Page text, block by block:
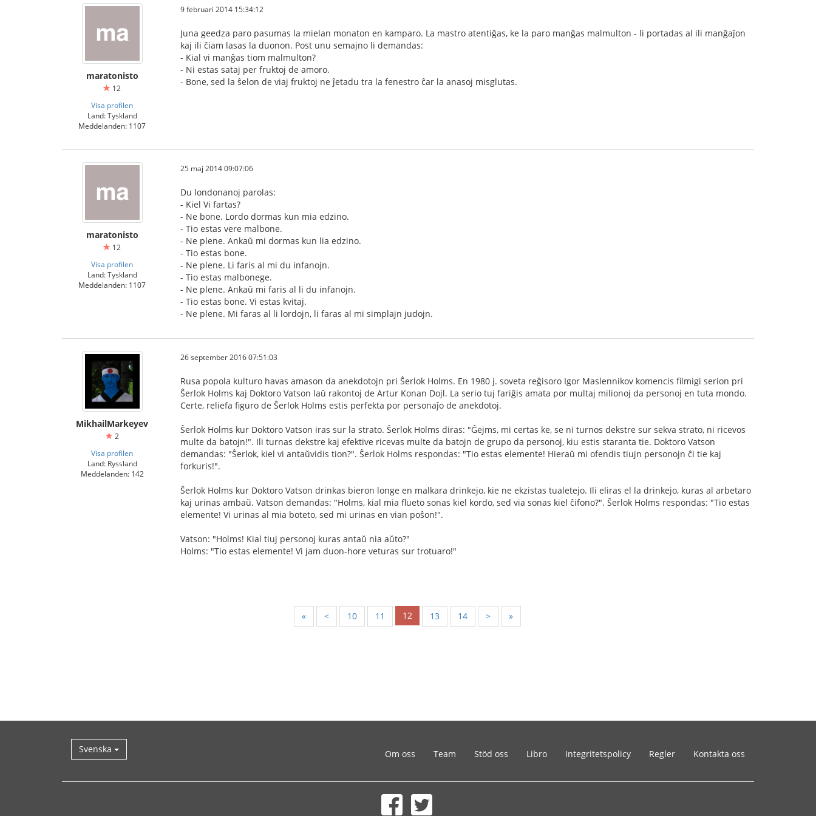
maratonisto
12
Visa profilen
Land: Tyskland
Meddelanden: 1107
9 februari 2014 15:34:12
Juna geedza paro pasumas la mielan monaton en kamparo. La mastro atentiĝas, ke la paro manĝas malmulton - li portadas al ili manĝaĵon
kaj ili ĉiam lasas la duonon. Post unu semajno li demandas:
- Kial vi manĝas tiom malmulton?
- Ni estas sataj per fruktoj de amoro.
- Bone, sed la ŝelon de viaj fruktoj ne ĵetadu tra la fenestro ĉar la anasoj misglutas.
maratonisto
12
Visa profilen
Land: Tyskland
Meddelanden: 1107
25 maj 2014 09:07:06
Du londonanoj parolas:
- Kiel Vi fartas?
- Ne bone. Lordo dormas kun mia edzino.
- Tio estas vere malbone.
- Ne plene. Ankaŭ mi dormas kun lia edzino.
- Tio estas bone.
- Ne plene. Li faris al mi du infanojn.
- Tio estas malbonege.
- Ne plene. Ankaŭ mi faris al li du infanojn.
- Tio estas bone. Vi estas kvitaj.
- Ne plene. Mi faras al li lordojn, li faras al mi simplajn judojn.
MikhailMarkeyev
2
Visa profilen
Land: Ryssland
Meddelanden: 142
26 september 2016 07:51:03
Rusa popola kulturo havas amason da anekdotojn pri Ŝerlok Holms. En 1980 j. soveta reĝisoro Igor Maslennikov komencis filmigi serion pri
Ŝerlok Holms kaj Doktoro Vatson laŭ rakontoj de Artur Konan Dojl. La serio tuj fariĝis amata por multaj milionoj da personoj en tuta mondo.
Certe, reliefa figuro de Ŝerlok Holms estis perfekta por personaĵo de anekdotoj.
Ŝerlok Holms kur Doktoro Vatson iras sur la strato. Ŝerlok Holms diras: "Ĝejms, mi certas ke, se ni turnos dekstre sur sekva strato, ni ricevos
multe da batojn!". Ili turnas dekstre kaj efektive ricevas multe da batojn de grupo da personoj, kiu estis staranta tie. Doktoro Vatson
demandas: "Ŝerlok, kiel vi antaŭvidis tion?". Ŝerlok Holms respondas: "Tio estas elemente! Hieraŭ mi ofendis tiujn personojn ĉi tie kaj
forkuris!".
Ŝerlok Holms kur Doktoro Vatson drinkas bieron longe en malkara drinkejo, kie ne ekzistas tualetejo. Ili eliras el la drinkejo, kuras al arbetaro
kaj urinas ambaŭ. Vatson demandas: "Holms, kial mia flueto sonas kiel kordo, sed via sonas kiel ĉifono?". Ŝerlok Holms respondas: "Tio estas
elemente! Vi urinas al mia boteto, sed mi urinas en vian poŝon!".
Vatson: "Holms! Kial tiuj personoj kuras antaŭ nia aŭto?"
Holms: "Tio estas elemente! Vi jam duon-hore veturas sur trotuaro!"
« < 10 11 12 13 14 > »
Svenska Om oss Team Stöd oss Libro Integritetspolicy Regler Kontakta oss